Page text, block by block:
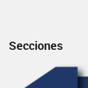
Secciones